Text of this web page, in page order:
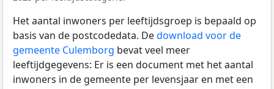
Het aantal inwoners per leeftijdsgroep is bepaald op
basis van de postcodedata. Dedownload voor de
gemeente Culemborg bevat veel meer
leeftijdgegevens: Er is een document met het aantal
inwoners in de gemeente per levensjaar en met een